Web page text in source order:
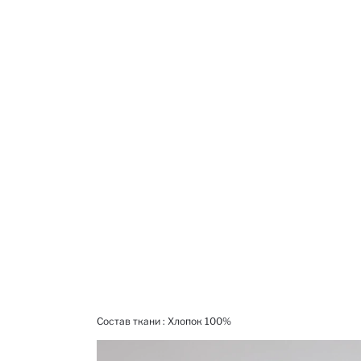
Состав ткани : Xлопок 100%